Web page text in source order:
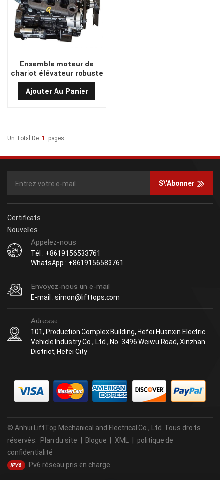
Ensemble moteur de
chariot élévateur robuste
haute performance C02-
656
Ajouter Au Panier
Un Total De 1 Pages
S\'abonner
Certificats
Nouvelles
Appelez-nous
Tél : +8619156583761
WhatsApp : +8619156583761
Envoyez-nous un e-mail
E-mail : simon@lifttops.com
Adresse
101, Production Complex Building, Hefei Huanxin Electric
Vehicle Industry Co., Ltd., No. 3496 Weiwu Road, Xinzhan
District, Hefei City
© Anhui LiftTop Mechanical and Electrical Co., Ltd. Tous droits
réservés.
Plan du site Blogue XML
politique de
confidentialité
IPv6 réseau pris en charge